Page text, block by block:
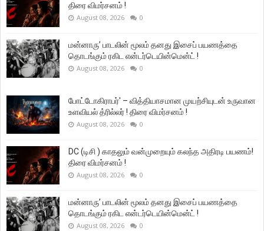
திரை விமர்சனம் !
August 08, 2026 0
மன்னாரு’ பாடலின் மூலம் தனது இசைப் பயணத்தை
தொடங்கும் ரகிட என்டர்டெயின்மென்ட் !
August 08, 2026 0
போட்டோகிராபர்' – வித்தியாசமான முயற்சியுடன் உருவான
உளவியல் த்ரில்லர் ! திரை விமர்சனம் !
August 08, 2026 0
DC (டிசி ) காதலும் வன்முறையும் கலந்த அதிரடி பயணம்!
திரை விமர்சனம் !
August 08, 2026 0
மன்னாரு’ பாடலின் மூலம் தனது இசைப் பயணத்தை
தொடங்கும் ரகிட என்டர்டெயின்மென்ட் !
August 08, 2026 0